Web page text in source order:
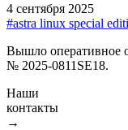
4 сентября 2025
#astra linux special
Вышло оперативное
№ 2025-0811SE18.
Наши
контакты
→